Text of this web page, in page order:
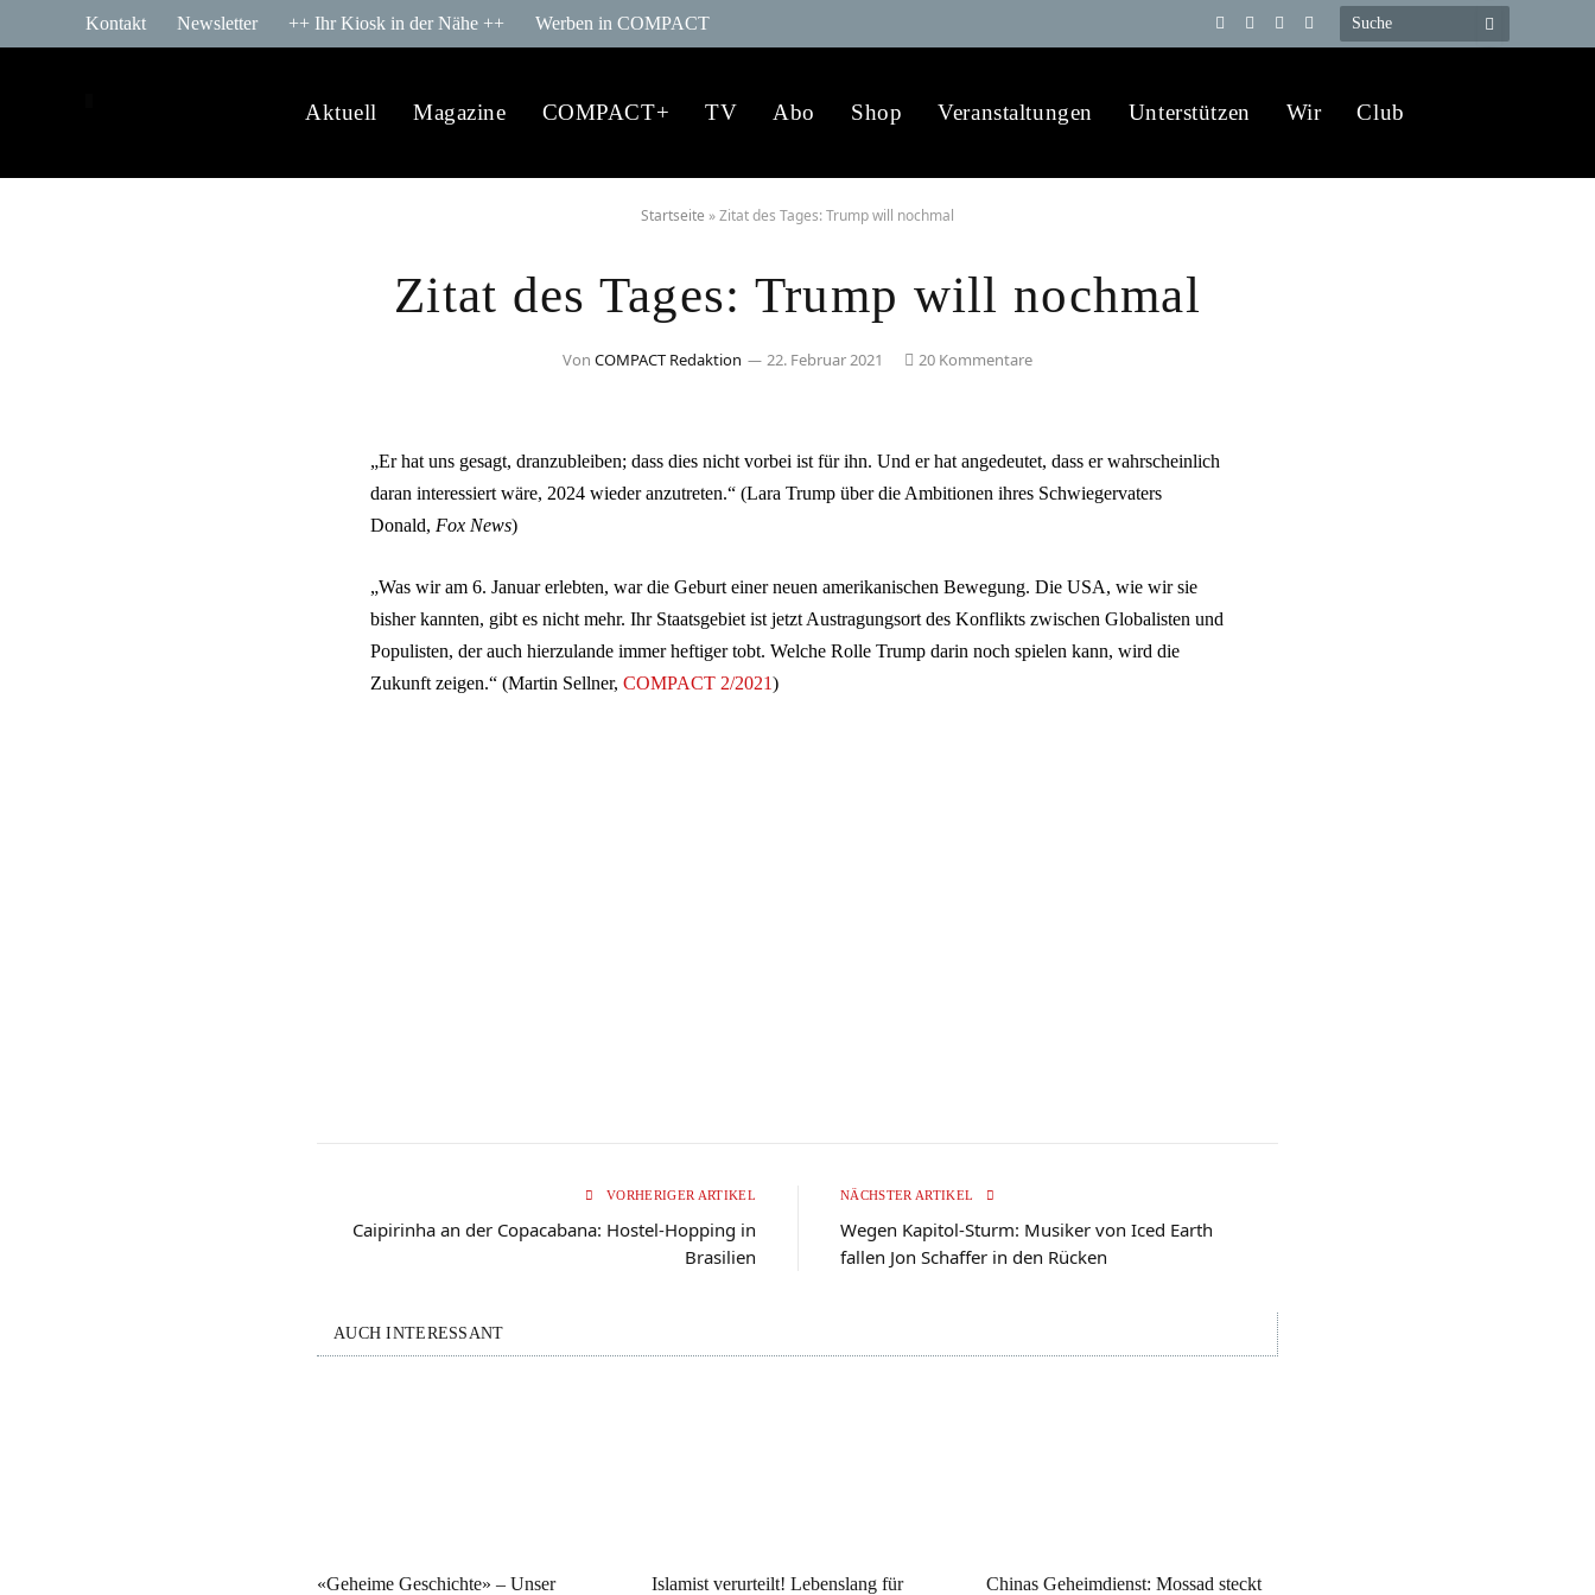
Kontakt Newsletter ++ Ihr Kiosk in der Nähe ++ Werben in COMPACT
Telegram
YouTube
X
WhatsApp
Aktuell Magazine COMPACT+ TV Abo Shop Veranstaltungen Unterstützen Wir Club
Startseite »Zitat des Tages: Trump will nochmal
Zitat des Tages: Trump will nochmal
Von COMPACT Redaktion 22. Februar 2021 20 Kommentare
„Er hat uns gesagt, dranzubleiben; dass dies nicht vorbei ist für ihn. Und er hat angedeutet, dass er wahrscheinlich
daran interessiert wäre, 2024 wieder anzutreten.“ (Lara Trump über die Ambitionen ihres Schwiegervaters
Donald, Fox News)
„Was wir am 6. Januar erlebten, war die Geburt einer neuen amerikanischen Bewegung. Die USA, wie wir sie
bisher kannten, gibt es nicht mehr. Ihr Staatsgebiet ist jetzt Austragungsort des Konflikts zwischen Globalisten und
Populisten, der auch hierzulande immer heftiger tobt. Welche Rolle Trump darin noch spielen kann, wird die
Zukunft zeigen.“ (Martin Sellner, COMPACT 2/2021)
VORHERIGER ARTIKEL
Caipirinha an der Copacabana: Hostel-Hopping in
Brasilien
NÄCHSTER ARTIKEL
Wegen Kapitol-Sturm: Musiker von Iced Earth
fallen Jon Schaffer in den Rücken
AUCH INTERESSANT
«Geheime Geschichte» – Unser
Islamist verurteilt! Lebenslang für
Chinas Geheimdienst: Mossad steckt